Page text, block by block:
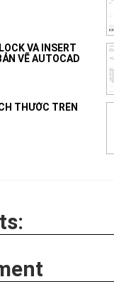
VÀ INSERT
VẼ AUTOCAD
THƯỚC TRÊN